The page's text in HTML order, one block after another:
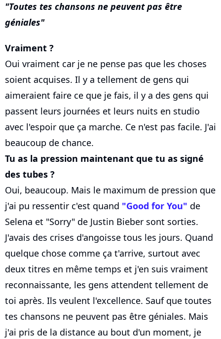
Toutes tes chansons ne peuvent pas être
géniales
Vraiment ?
Oui vraiment car je ne pense pas que les choses
soient acquises. Il y a tellement de gens qui
aimeraient faire ce que je fais, il y a des gens qui
passent leurs journées et leurs nuits en studio
avec l'espoir que ça marche. Ce n'est pas facile. J'ai
beaucoup de chance.
Tu as la pression maintenant que tu as signé
des tubes ?
Oui, beaucoup. Mais le maximum de pression que
j'ai pu ressentir c'est quand "Good for You" de
Selena et "Sorry" de Justin Bieber sont sorties.
J'avais des crises d'angoisse tous les jours. Quand
quelque chose comme ça t'arrive, surtout avec
deux titres en même temps et j'en suis vraiment
reconnaissante, les gens attendent tellement de
toi après. Ils veulent l'excellence. Sauf que toutes
tes chansons ne peuvent pas être géniales. Mais
j'ai pris de la distance au bout d'un moment, je